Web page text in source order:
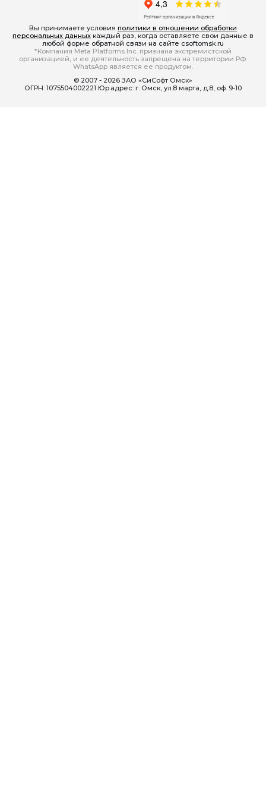
Вы принимаете условия политики в отношении обработки
персональных данных каждый раз, когда оставляете свои данные в
любой форме обратной связи на сайте csoftomsk.ru
*Компания Meta Platforms Inc. признана экстремистской
организацией, и ее деятельность запрещена на территории РФ.
WhatsApp является ее продуктом.
© 2007 - 2026 ЗАО «СиСофт Омск»
ОГРН: 1075504002221 Юр.адрес: г. Омск, ул.8 марта, д.8, оф. 9-10